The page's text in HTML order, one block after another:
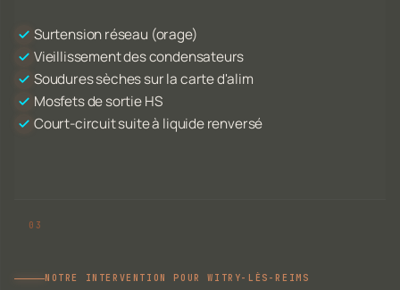
Surtension réseau (orage)
Vieillissement des condensateurs
Soudures sèches sur la carte d'alim
Mosfets de sortie HS
Court-circuit suite à liquide renversé
NOTRE INTERVENTION POUR WITRY-LÈS-REIMS